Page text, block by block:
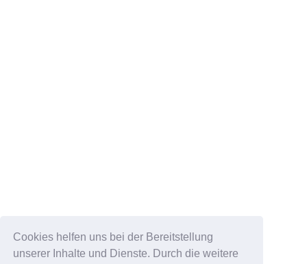
Cookies helfen uns bei der Bereitstellung
unserer Inhalte und Dienste. Durch die weitere